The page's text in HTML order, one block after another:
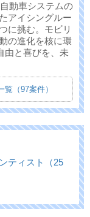
動車システムの
アイシングルー
に挑む。モビリ
の進化を核に環
由と喜びを、未
（97案件）
ティスト（25